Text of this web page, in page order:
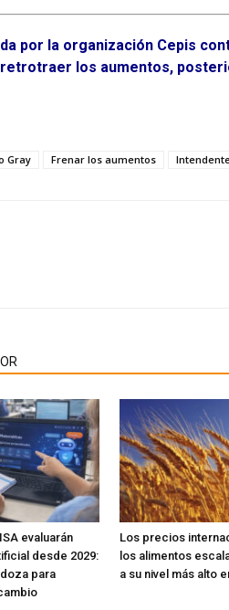
por la organización Cepis
los aumentos,
Gray Frenar los aumentos
evaluarán
desde 2029:
para
Los precios
los alimentos
a su nivel más alto